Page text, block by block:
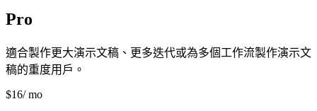
Pro
適合製作更大演示文稿、更多迭代或為多個工作流製作演示文
稿的重度用戶。
$16/ mo